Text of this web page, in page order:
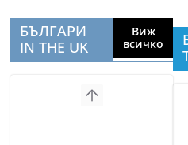
БЪЛГАРИ
IN THE UK
Виж
всичко